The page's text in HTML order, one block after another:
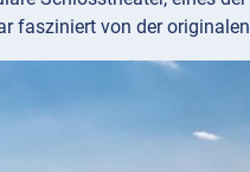
fasziniert von der